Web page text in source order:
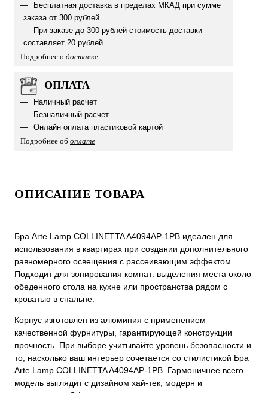
Бесплатная доставка в пределах МКАД при сумме
заказа от 300 рублей
При заказе до 300 рублей стоимость доставки
составляет 20 рублей
Подробнее о доставке
ОПЛАТА
Наличный расчет
Безналичный расчет
Онлайн оплата пластиковой картой
Подробнее об оплате
ОПИСАНИЕ ТОВАРА
Бра Arte Lamp COLLINETTA A4094AP-1PB идеален для
использования в квартирах при создании дополнительного
равномерного освещения с рассеивающим эффектом.
Подходит для зонирования комнат: выделения места около
обеденного стола на кухне или пространства рядом с
кроватью в спальне.
Корпус изготовлен из алюминия с применением
качественной фурнитуры, гарантирующей конструкции
прочность. При выборе учитывайте уровень безопасности и
то, насколько ваш интерьер сочетается со стилистикой Бра
Arte Lamp COLLINETTA A4094AP-1PB. Гармоничнее всего
модель выглядит с дизайном хай-тек, модерн и